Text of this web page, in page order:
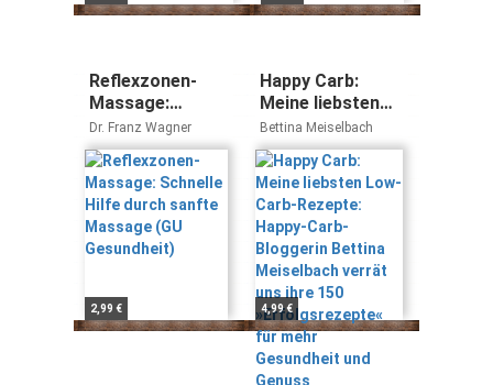
Reflexzonen-
Massage:
Schnelle Hilfe
durch sanfte
Massage (GU
Gesundheit)
Dr. Franz Wagner
2,99 €
Happy Carb:
Meine liebsten
Low-Carb-
Rezepte: Happy-
Carb-Bloggerin
Bettina
Meiselbach
verrät uns ihre
150
»Erfolgsrezepte«
für mehr
Gesundheit und
Genuss
Bettina Meiselbach
4,99 €